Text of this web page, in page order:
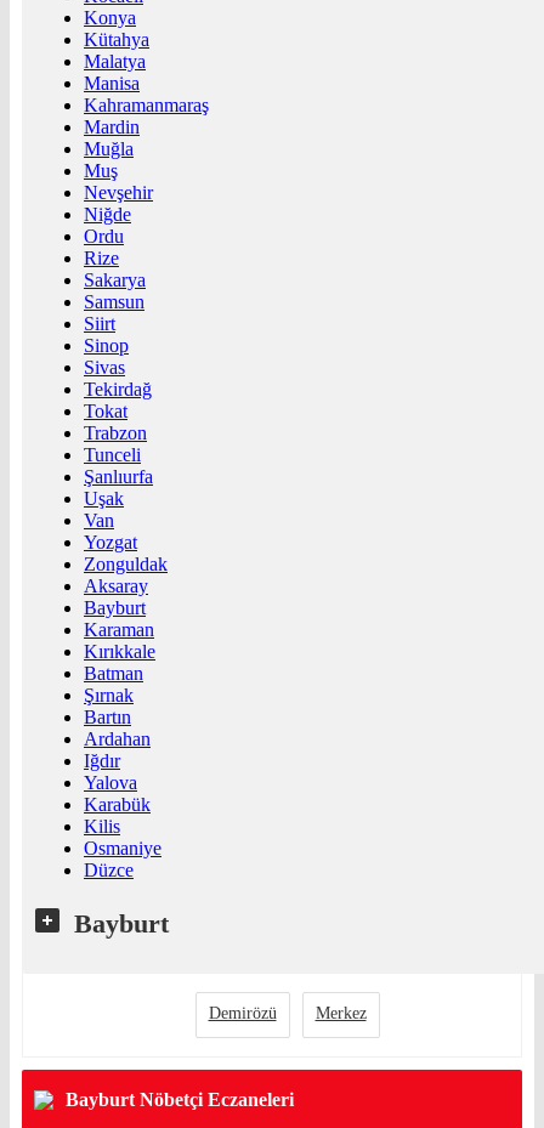
Konya
Kütahya
Malatya
Manisa
Kahramanmaraş
Mardin
Muğla
Muş
Nevşehir
Niğde
Ordu
Rize
Sakarya
Samsun
Siirt
Sinop
Sivas
Tekirdağ
Tokat
Trabzon
Tunceli
Şanlıurfa
Uşak
Van
Yozgat
Zonguldak
Aksaray
Bayburt
Karaman
Kırıkkale
Batman
Şırnak
Bartın
Ardahan
Iğdır
Yalova
Karabük
Kilis
Osmaniye
Düzce
Bayburt
Demirözü Merkez
Bayburt Nöbetçi Eczaneleri